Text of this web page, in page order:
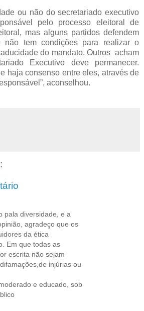
ou não do secretariado executivo
pelo processo eleitoral de
mas alguns partidos defendem
não tem condições para realizar o
do mandato. Outros acham
Executivo deve permanecer.
haja consenso entre eles, através de
aconselhou.
pala diversidade, e a
agradeço que os
da ética
Em que todas as
escrita não sejam
injúrias ou
e educado, sob